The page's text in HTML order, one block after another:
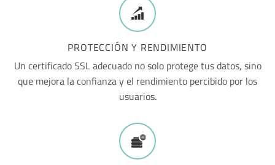
PROTECCIÓN Y RENDIMIENTO
Un certificado SSL adecuado no solo protege tus datos, sino
que mejora la confianza y el rendimiento percibido por los
usuarios.